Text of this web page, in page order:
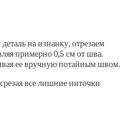
на изнанку, отрезаем
примерно 0,5 см от шва.
ее вручную потайным швом.
все лишние ниточки